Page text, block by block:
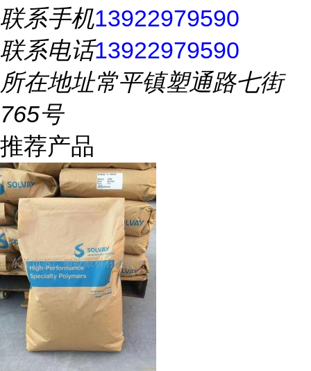
联系手机13922979590
联系电话13922979590
所在地址常平镇塑通路七街
765号
推荐产品